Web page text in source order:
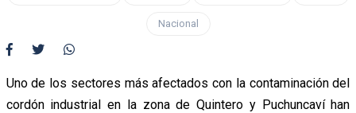
Nacional
Uno de los sectores más afectados con la contaminación del
cordón industrial en la zona de Quintero y Puchuncaví han